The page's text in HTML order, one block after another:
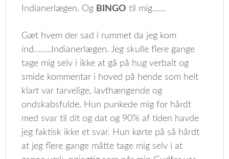
Indianerlægen. Og BINGO til mig……
Gæt hvem der sad i rummet da jeg kom
ind……..Indianerlægen. Jeg skulle flere gange
tage mig selv i ikke at gå på hug verbalt og
smide kommentar i hoved på hende som helt
klart var tarvelige, lavthængende og
ondskabsfulde. Hun punkede mig for hårdt
med svar til dit og dat og 90% af tiden havde
jeg faktisk ikke et svar. Hun kørte på så hårdt
at jeg flere gange måtte tage mig selv i at